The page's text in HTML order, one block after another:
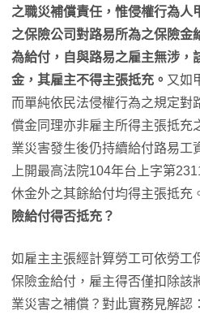
之職災補償責任，惟侵權行為人
之保險公司對路易所為之保險金
為給付，自與路易之雇主無涉，
金，其雇主不得主張抵充。 又如
而單純依民法侵權行為之規定對
償金同理亦非雇主所得主張抵充
業災害發生後仍持續給付路易工
上開最高法院104年台上字第
休金外之其餘給付均得主張抵充
險給付得否抵充？
如雇主主張經計算勞工可依勞工
保險金給付，雇主得否僅扣除該
業災害之補償？對此實務見解認